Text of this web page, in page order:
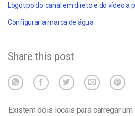
Logótipo do canal em direto e do vídeo a
Configurar a marca de água
Share this post
Existem dois locais para carregar